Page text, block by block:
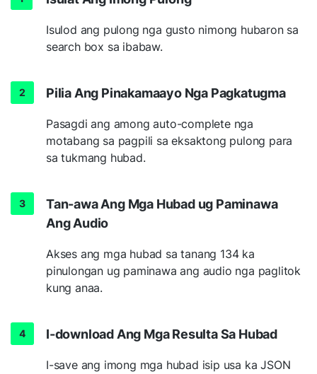
Isulod ang pulong nga gusto nimong hubaron sa
search box sa ibabaw.
Pilia Ang Pinakamaayo Nga Pagkatugma
Pasagdi ang among auto-complete nga
motabang sa pagpili sa eksaktong pulong para
sa tukmang hubad.
Tan-awa Ang Mga Hubad ug Paminawa
Ang Audio
Akses ang mga hubad sa tanang 134 ka
pinulongan ug paminawa ang audio nga paglitok
kung anaa.
I-download Ang Mga Resulta Sa Hubad
I-save ang imong mga hubad isip usa ka JSON